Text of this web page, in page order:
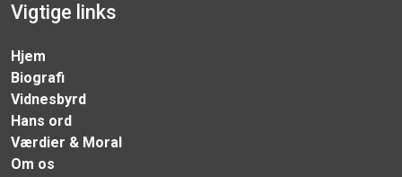
Vigtige links
Hjem
Biografi
Vidnesbyrd
Hans ord
Værdier & Moral
Om os